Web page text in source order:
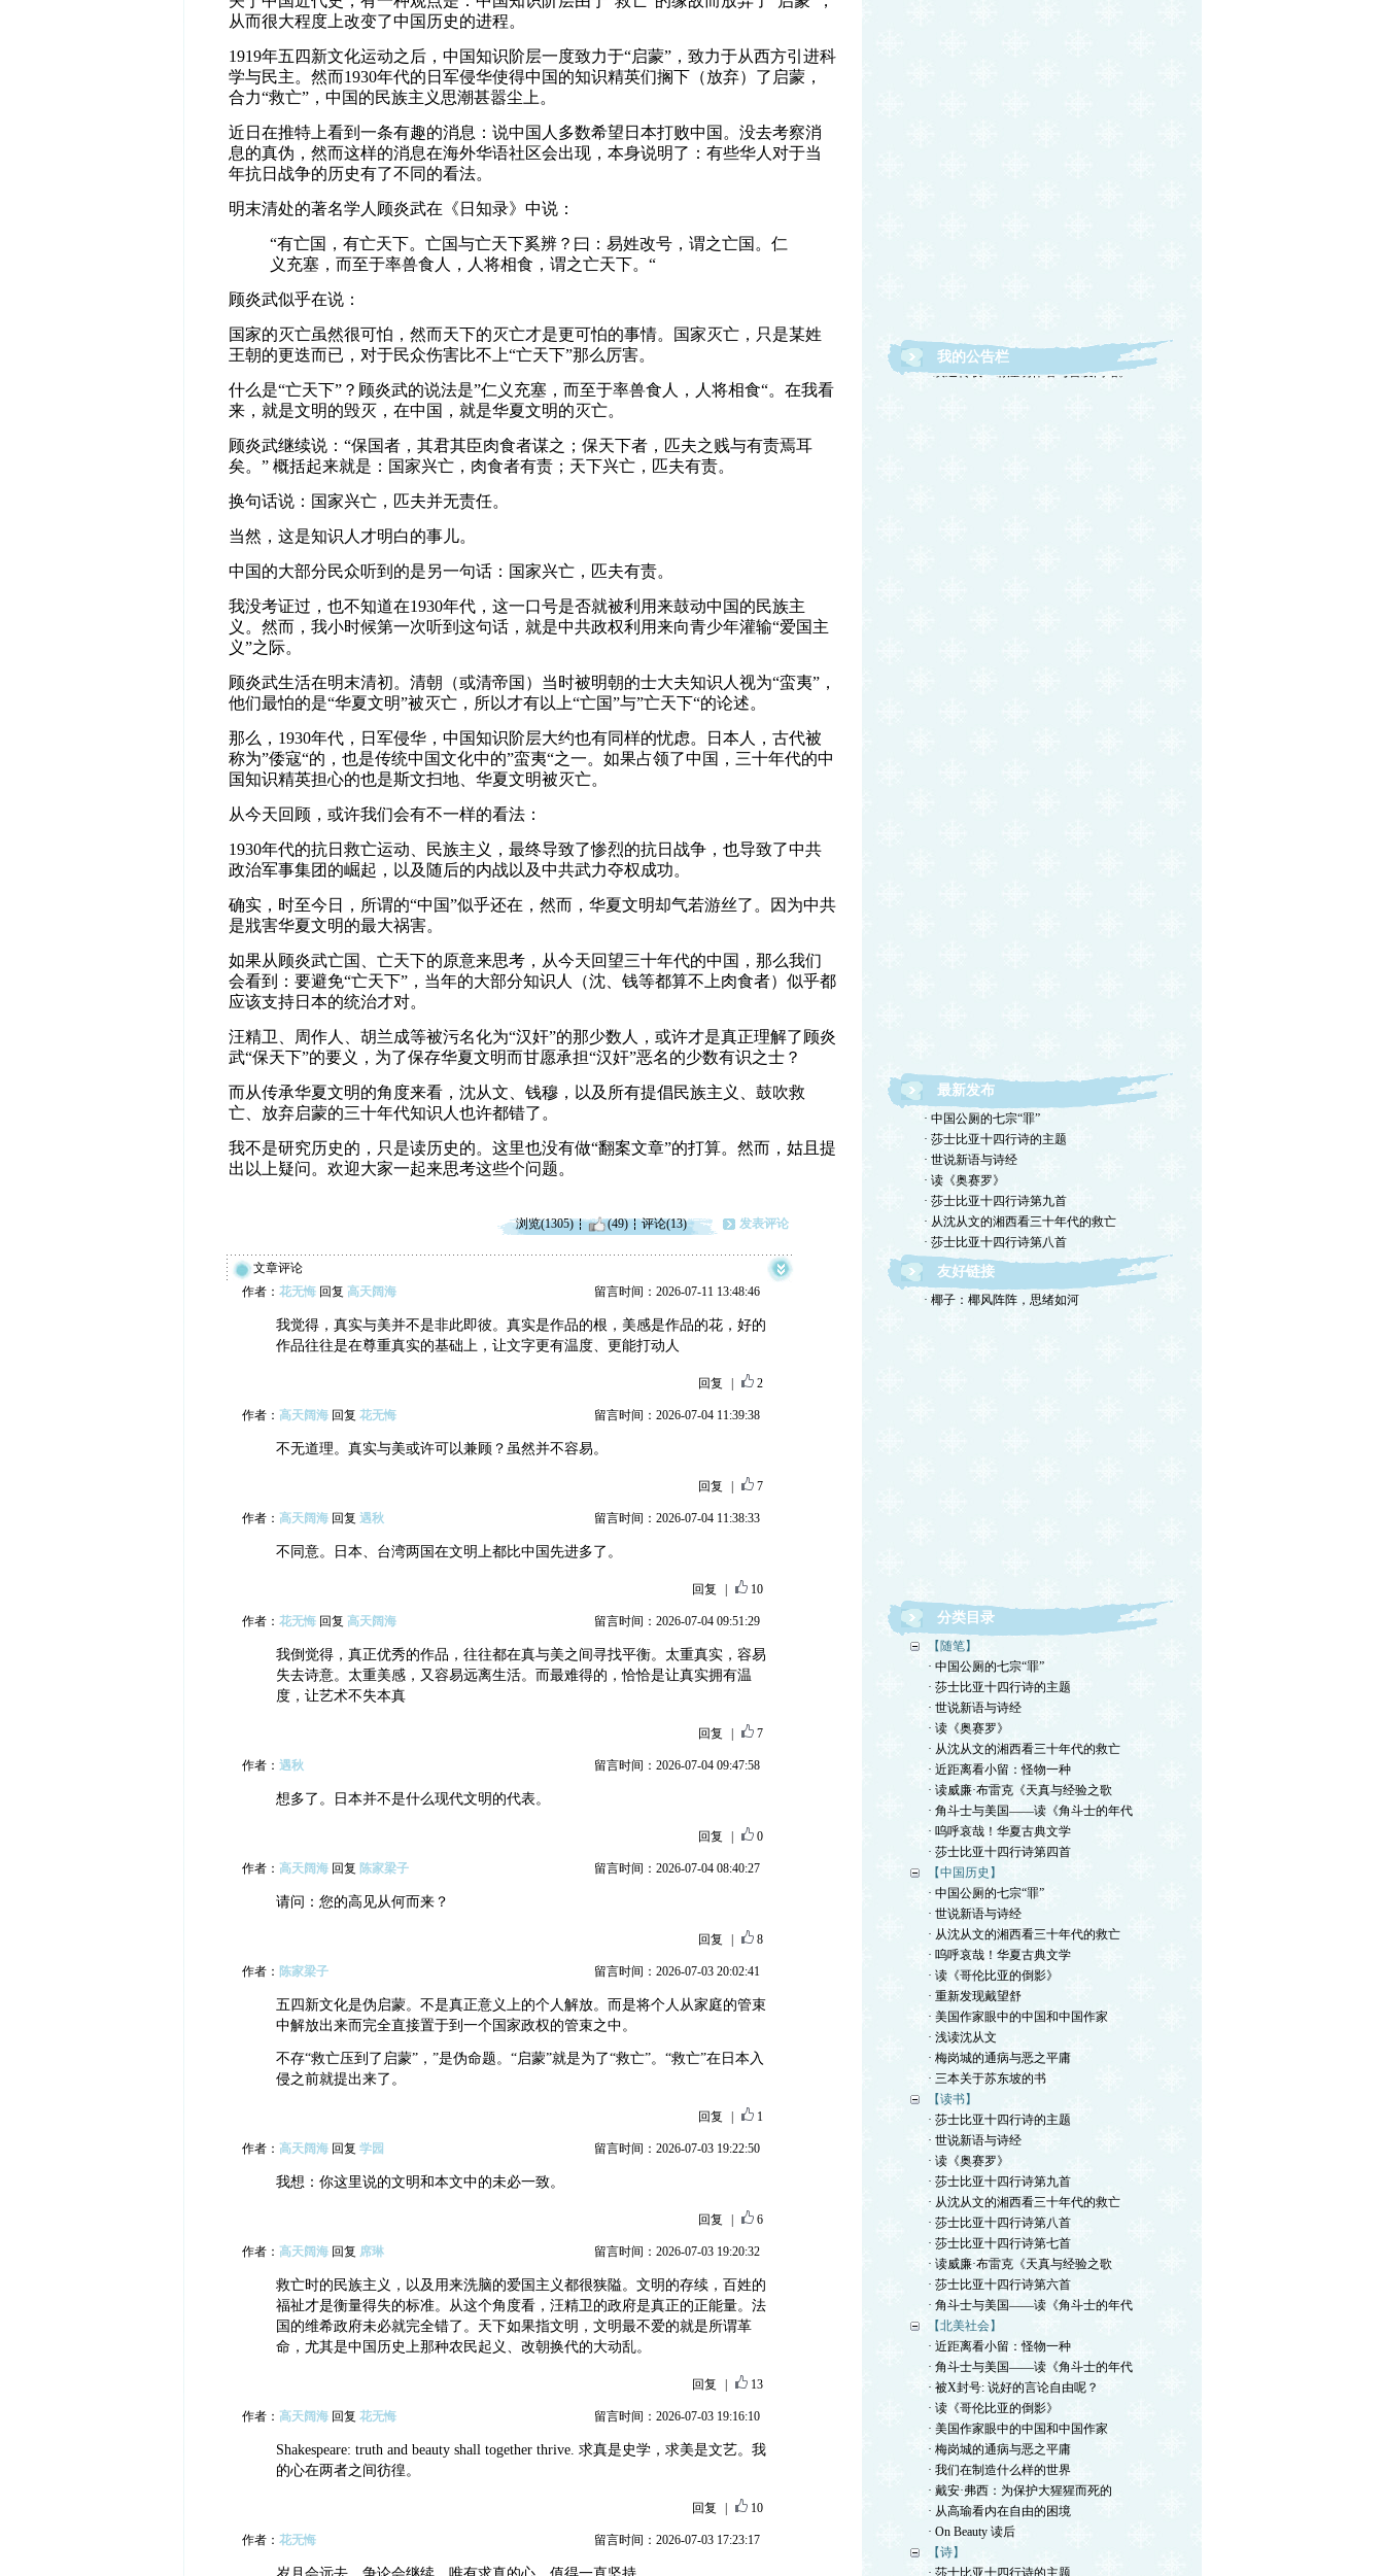
从而很大程度上改变了中国历史的进程。
1919年五四新文化运动之后，中国知识阶层一度致力于“启蒙”，致力于从西方引进科
学与民主。然而1930年代的日军侵华使得中国的知识精英们搁下（放弃）了启蒙，
合力“救亡”，中国的民族主义思潮甚嚣尘上。
近日在推特上看到一条有趣的消息：说中国人多数希望日本打败中国。没去考察消
息的真伪，然而这样的消息在海外华语社区会出现，本身说明了：有些华人对于当
年抗日战争的历史有了不同的看法。
明末清处的著名学人顾炎武在《日知录》中说：
“有亡国，有亡天下。亡国与亡天下奚辨？曰：易姓改号，谓之亡国。仁
义充塞，而至于率兽食人，人将相食，谓之亡天下。“
顾炎武似乎在说：
国家的灭亡虽然很可怕，然而天下的灭亡才是更可怕的事情。国家灭亡，只是某姓
王朝的更迭而已，对于民众伤害比不上“亡天下”那么厉害。
什么是“亡天下”？顾炎武的说法是”仁义充塞，而至于率兽食人，人将相食“。在我看
来，就是文明的毁灭，在中国，就是华夏文明的灭亡。
顾炎武继续说：“保国者，其君其臣肉食者谋之；保天下者，匹夫之贱与有责焉耳
矣。” 概括起来就是：国家兴亡，肉食者有责；天下兴亡，匹夫有责。
换句话说：国家兴亡，匹夫并无责任。
当然，这是知识人才明白的事儿。
中国的大部分民众听到的是另一句话：国家兴亡，匹夫有责。
我没考证过，也不知道在1930年代，这一口号是否就被利用来鼓动中国的民族主
义。然而，我小时候第一次听到这句话，就是中共政权利用来向青少年灌输“爱国主
义”之际。
顾炎武生活在明末清初。清朝（或清帝国）当时被明朝的士大夫知识人视为“蛮夷”，
他们最怕的是“华夏文明”被灭亡，所以才有以上“亡国”与”亡天下“的论述。
那么，1930年代，日军侵华，中国知识阶层大约也有同样的忧虑。日本人，古代被
称为”倭寇“的，也是传统中国文化中的”蛮夷“之一。如果占领了中国，三十年代的中
国知识精英担心的也是斯文扫地、华夏文明被灭亡。
从今天回顾，或许我们会有不一样的看法：
1930年代的抗日救亡运动、民族主义，最终导致了惨烈的抗日战争，也导致了中共
政治军事集团的崛起，以及随后的内战以及中共武力夺权成功。
确实，时至今日，所谓的“中国”似乎还在，然而，华夏文明却气若游丝了。因为中共
是戕害华夏文明的最大祸害。
如果从顾炎武亡国、亡天下的原意来思考，从今天回望三十年代的中国，那么我们
会看到：要避免“亡天下”，当年的大部分知识人（沈、钱等都算不上肉食者）似乎都
应该支持日本的统治才对。
汪精卫、周作人、胡兰成等被污名化为“汉奸”的那少数人，或许才是真正理解了顾炎
武“保天下”的要义，为了保存华夏文明而甘愿承担“汉奸”恶名的少数有识之士？
而从传承华夏文明的角度来看，沈从文、钱穆，以及所有提倡民族主义、鼓吹救
亡、放弃启蒙的三十年代知识人也许都错了。
我不是研究历史的，只是读历史的。这里也没有做“翻案文章”的打算。然而，姑且提
出以上疑问。欢迎大家一起来思考这些个问题。
浏览(1305) (49) 评论(13) 发表评论
文章评论
作者： 花无悔回复 高天阔海 留言时间：2026-07-11 13:48:46
我觉得，真实与美并不是非此即彼。真实是作品的根，美感是作品的花，好的
作品往往是在尊重真实的基础上，让文字更有温度、更能打动人
回复 2
作者： 高天阔海回复 花无悔 留言时间：2026-07-04 11:39:38
不无道理。真实与美或许可以兼顾？虽然并不容易。
回复 7
作者： 高天阔海回复 遇秋 留言时间：2026-07-04 11:38:33
不同意。日本、台湾两国在文明上都比中国先进多了。
回复 10
作者： 花无悔回复 高天阔海 留言时间：2026-07-04 09:51:29
我倒觉得，真正优秀的作品，往往都在真与美之间寻找平衡。太重真实，容易
失去诗意。太重美感，又容易远离生活。而最难得的，恰恰是让真实拥有温
度，让艺术不失本真
回复 7
作者： 遇秋 留言时间：2026-07-04 09:47:58
想多了。日本并不是什么现代文明的代表。
回复 0
作者： 高天阔海回复 陈家梁子 留言时间：2026-07-04 08:40:27
请问：您的高见从何而来？
回复 8
作者： 陈家梁子 留言时间：2026-07-03 20:02:41
五四新文化是伪启蒙。不是真正意义上的个人解放。而是将个人从家庭的管束
中解放出来而完全直接置于到一个国家政权的管束之中。
不存“救亡压到了启蒙”，”是伪命题。“启蒙”就是为了“救亡”。“救亡”在日本入
侵之前就提出来了。
回复 1
作者： 高天阔海回复 学园 留言时间：2026-07-03 19:22:50
我想：你这里说的文明和本文中的未必一致。
回复 6
作者： 高天阔海回复 席琳 留言时间：2026-07-03 19:20:32
救亡时的民族主义，以及用来洗脑的爱国主义都很狭隘。文明的存续，百姓的
福祉才是衡量得失的标准。从这个角度看，汪精卫的政府是真正的正能量。法
国的维希政府未必就完全错了。天下如果指文明，文明最不爱的就是所谓革
命，尤其是中国历史上那种农民起义、改朝换代的大动乱。
回复 13
作者： 高天阔海回复 花无悔 留言时间：2026-07-03 19:16:10
Shakespeare: truth and beauty shall together thrive. 求真是史学，求美是文艺。我
的心在两者之间彷徨。
回复 10
作者： 花无悔 留言时间：2026-07-03 17:23:17
我的公告栏
欢迎转载！请注明作者与首发网站。
最新发布
· 中国公厕的七宗“罪”
· 莎士比亚十四行诗的主题
· 世说新语与诗经
· 读《奥赛罗》
· 莎士比亚十四行诗第九首
· 从沈从文的湘西看三十年代的救亡
· 莎士比亚十四行诗第八首
友好链接
· 椰子：椰风阵阵，思绪如河
分类目录
【随笔】
· 中国公厕的七宗“罪”
· 莎士比亚十四行诗的主题
· 世说新语与诗经
· 读《奥赛罗》
· 从沈从文的湘西看三十年代的救亡
· 近距离看小留：怪物一种
· 读威廉·布雷克《天真与经验之歌
· 角斗士与美国——读《角斗士的年代
· 呜呼哀哉！华夏古典文学
· 莎士比亚十四行诗第四首
【中国历史】
· 中国公厕的七宗“罪”
· 世说新语与诗经
· 从沈从文的湘西看三十年代的救亡
· 呜呼哀哉！华夏古典文学
· 读《哥伦比亚的倒影》
· 重新发现戴望舒
· 美国作家眼中的中国和中国作家
· 浅读沈从文
· 梅岗城的通病与恶之平庸
· 三本关于苏东坡的书
【读书】
· 莎士比亚十四行诗的主题
· 世说新语与诗经
· 读《奥赛罗》
· 莎士比亚十四行诗第九首
· 从沈从文的湘西看三十年代的救亡
· 莎士比亚十四行诗第八首
· 莎士比亚十四行诗第七首
· 读威廉·布雷克《天真与经验之歌
· 莎士比亚十四行诗第六首
· 角斗士与美国——读《角斗士的年代
【北美社会】
· 近距离看小留：怪物一种
· 角斗士与美国——读《角斗士的年代
· 被X封号: 说好的言论自由呢？
· 读《哥伦比亚的倒影》
· 美国作家眼中的中国和中国作家
· 梅岗城的通病与恶之平庸
· 我们在制造什么样的世界
· 戴安·弗西：为保护大猩猩而死的
· 从高瑜看内在自由的困境
· On Beauty 读后
【诗】
· 莎士比亚十四行诗的主题